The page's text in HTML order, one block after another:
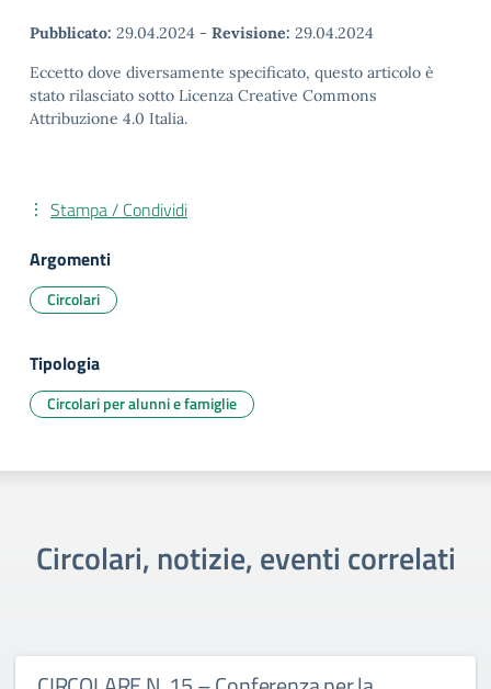
Pubblicato: 29.04.2024 - Revisione: 29.04.2024
Eccetto dove diversamente specificato, questo articolo è
stato rilasciato sotto Licenza Creative Commons
Attribuzione 4.0 Italia.
Stampa / Condividi
Argomenti
Circolari
Tipologia
Circolari per alunni e famiglie
Circolari, notizie, eventi correlati